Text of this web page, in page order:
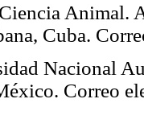
Animal.
Cuba.
Nacional
Correo